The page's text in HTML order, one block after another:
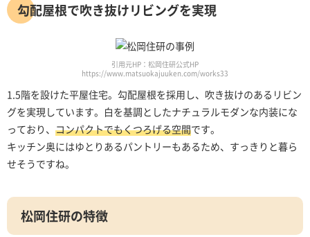
勾配屋根で吹き抜けリビングを実現
引用元HP：松岡住研公式HP
https://www.matsuokajuuken.com/works33
1.5階を設けた平屋住宅。勾配屋根を採用し、吹き抜けのあるリビン
グを実現しています。白を基調としたナチュラルモダンな内装にな
っており、 コンパクトでもくつろげる空間です。
キッチン奥にはゆとりあるパントリーもあるため、すっきりと暮ら
せそうですね。
松岡住研の特徴